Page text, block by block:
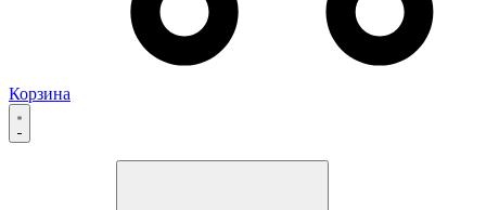
Корзина